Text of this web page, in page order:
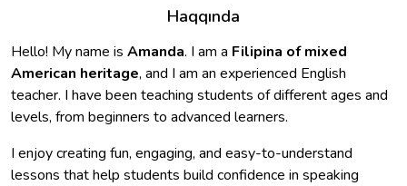
Haqqında
Hello! My name is Amanda. I am a Filipina of mixed
American heritage, and I am an experienced English
teacher. I have been teaching students of different ages and
levels, from beginners to advanced learners.
I enjoy creating fun, engaging, and easy-to-understand
lessons that help students build confidence in speaking